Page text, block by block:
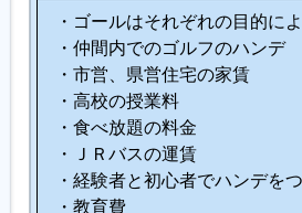
・ゴールはそれぞれの目的に
・仲間内でのゴルフのハンデ
・市営、県営住宅の家賃
・高校の授業料
・食べ放題の料金
・ＪＲバスの運賃
・経験者と初心者でハンデを
・教育費